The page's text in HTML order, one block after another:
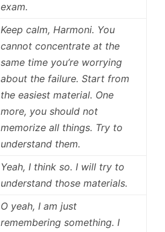
exam.
Keep calm, Harmoni. You
cannot concentrate at the
same time you’re worrying
about the failure. Start from
the easiest material. One
more, you should not
memorize all things. Try to
understand them.
Yeah, I think so. I will try to
understand those materials.
O yeah, I am just
remembering something. I